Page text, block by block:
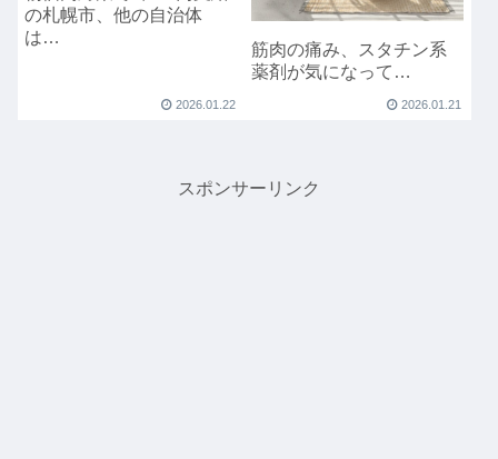
の札幌市、他の自治体
は…
2026.01.22
筋肉の痛み、スタチン系
薬剤が気になって…
2026.01.21
スポンサーリンク